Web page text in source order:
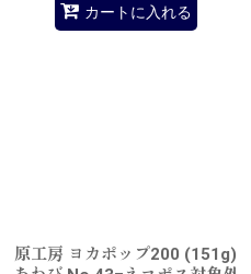
カートに入れる
原工房 ヨカポップ200 (151g)